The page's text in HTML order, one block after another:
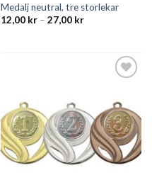
Medalj neutral, tre storlekar
12,00 kr– 27,00 kr